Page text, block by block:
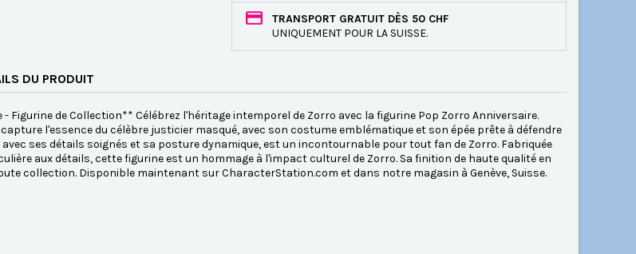
TRANSPORT GRATUIT DÈS 50 CHF
UNIQUEMENT POUR LA SUISSE.
DU PRODUIT
Figurine de Collection** Célébrez l'héritage intemporel de Zorro avec la figurine Pop Zorro Anniversaire.
l'essence du célèbre justicier masqué, avec son costume emblématique et son épée prête à défendre
avec ses détails soignés et sa posture dynamique, est un incontournable pour tout fan de Zorro. Fabriquée
aux détails, cette figurine est un hommage à l'impact culturel de Zorro. Sa finition de haute qualité en
collection. Disponible maintenant sur CharacterStation.com et dans notre magasin à Genève, Suisse.